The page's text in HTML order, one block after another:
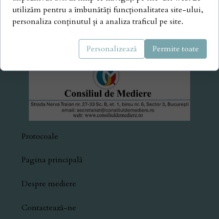
Protocoale
Pagina principală
Despre mediere
Contactează-ne
utilizăm pentru a îmbunătăți funcționalitatea site-ului,
personaliza conținutul și a analiza traficul pe site.
Personalizează Permite toate